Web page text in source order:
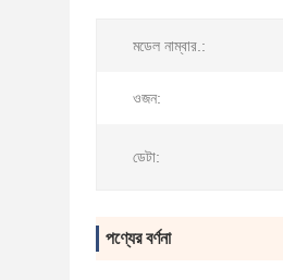
মডেল নাম্বার.:
ওজন:
ডেটা:
পণ্যের বর্ণনা